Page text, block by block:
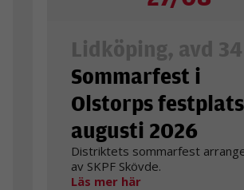
Lidköping, avd
Sommarfest i
Olstorps
augusti 2026
Distriktets sommarfest
av SKPF Skövde.
Läs mer här